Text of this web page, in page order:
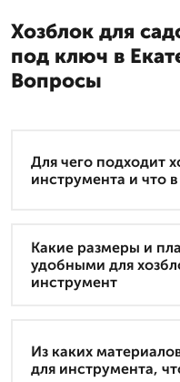
Хозблок для
под ключ в
Вопросы
Для чего подходит
инструмента и что
Какие размеры и
удобными для
инструмент
Из каких
для инструмента,